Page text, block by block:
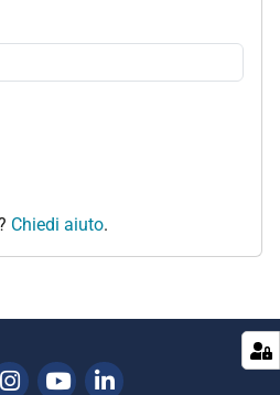
Chiedi aiuto.
Instagram
YoutubeLinkedin